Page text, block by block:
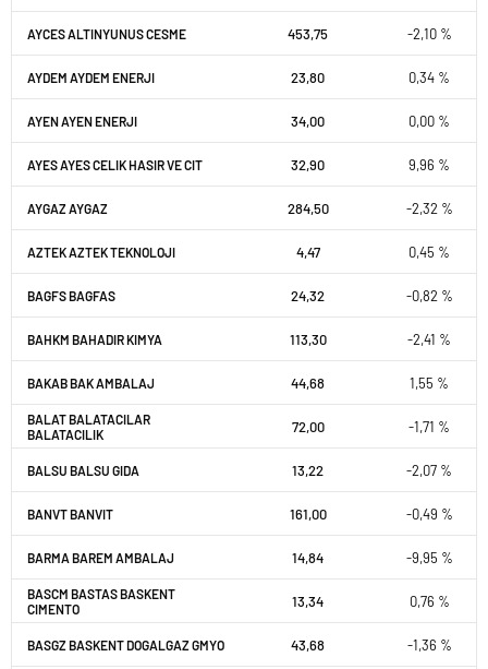
AYCES ALTINYUNUS CESME 453,75 -2,10 %
AYDEM AYDEM ENERJI 23,80 0,34 %
AYEN AYEN ENERJI 34,00 0,00 %
AYES AYES CELIK HASIR VE CIT 32,90 9,96 %
AYGAZ AYGAZ 284,50 -2,32 %
AZTEK AZTEK TEKNOLOJI 4,47 0,45 %
BAGFS BAGFAS 24,32 -0,82 %
BAHKM BAHADIR KIMYA 113,30 -2,41 %
BAKAB BAK AMBALAJ 44,68 1,55 %
BALAT BALATACILAR
BALATACILIK
72,00 -1,71 %
BALSU BALSU GIDA 13,22 -2,07 %
BANVT BANVIT 161,00 -0,49 %
BARMA BAREM AMBALAJ 14,84 -9,95 %
BASCM BASTAS BASKENT
CIMENTO
13,34 0,76 %
BASGZ BASKENT DOGALGAZ GMYO 43,68 -1,36 %